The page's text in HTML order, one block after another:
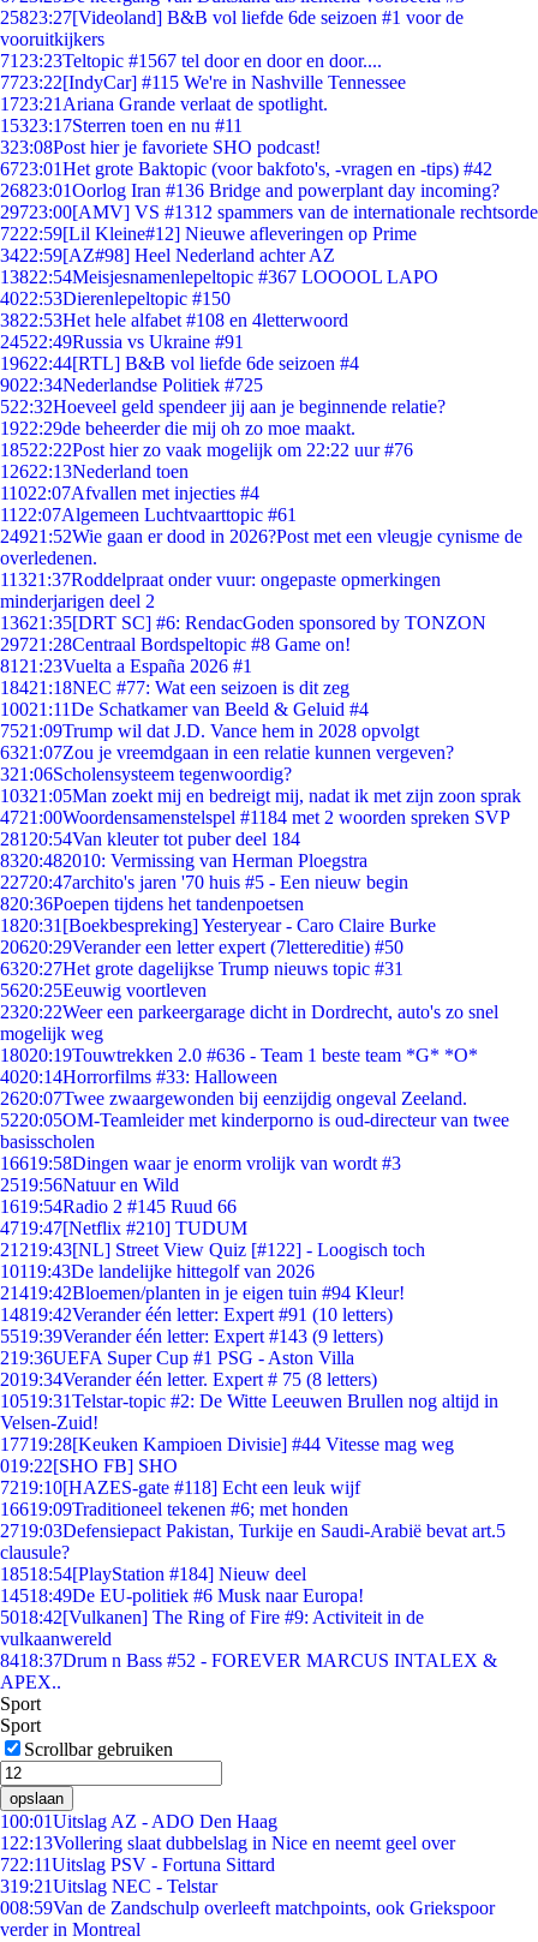
25823:27[Videoland] B&B vol liefde 6de seizoen #1 voor de
vooruitkijkers
71 23:23Teltopic #1567 tel door en door en door....
7723:22[IndyCar] #115 We're in Nashville Tennessee
1723:21 Ariana Grande verlaat de spotlight.
15323:17Sterren toen en nu #11
323:08Post hier je favoriete SHO podcast!
6723:01Het grote Baktopic (voor bakfoto's, -vragen en -tips) #42
26823:01Oorlog Iran #136 Bridge and powerplant day incoming?
29723:00[AMV] VS #1312 spammers van de internationale rechtsorde
7222:59[Lil Kleine#12] Nieuwe afleveringen op Prime
3422:59[AZ#98] Heel Nederland achter AZ
13822:54Meisjesnamenlepeltopic #367 LOOOOL LAPO
4022:53Dierenlepeltopic #150
3822:53Het hele alfabet #108 en 4letterwoord
24522:49Russia vs Ukraine #91
19622:44[RTL] B&B vol liefde 6de seizoen #4
9022:34Nederlandse Politiek #725
522:32Hoeveel geld spendeer jij aan je beginnende relatie?
1922:29de beheerder die mij oh zo moe maakt.
18522:22Post hier zo vaak mogelijk om 22:22 uur #76
12622:13Nederland toen
11022:07Afvallen met injecties #4
11 22:07Algemeen Luchtvaarttopic #61
24921:52Wie gaan er dood in 2026?Post met een vleugje cynisme de
overledenen.
11321:37Roddelpraat onder vuur: ongepaste opmerkingen
minderjarigen deel 2
13621:35[DRT SC] #6: RendacGoden sponsored by TONZON
29721:28Centraal Bordspeltopic #8 Game on!
81 21:23Vuelta a España 2026 #1
18421:18NEC #77: Wat een seizoen is dit zeg
10021:11De Schatkamer van Beeld & Geluid #4
7521:09Trump wil dat J.D. Vance hem in 2028 opvolgt
6321:07Zou je vreemdgaan in een relatie kunnen vergeven?
321:06Scholensysteem tegenwoordig?
10321:05Man zoekt mij en bedreigt mij, nadat ik met zijn zoon sprak
4721:00Woordensamenstelspel #1184 met 2 woorden spreken SVP
281 20:54Van kleuter tot puber deel 184
8320:482010: Vermissing van Herman Ploegstra
22720:47archito's jaren '70 huis #5 - Een nieuw begin
820:36Poepen tijdens het tandenpoetsen
1820:31 [Boekbespreking] Yesteryear - Caro Claire Burke
20620:29Verander een letter expert (7lettereditie) #50
6320:27Het grote dagelijkse Trump nieuws topic #31
5620:25Eeuwig voortleven
2320:22Weer een parkeergarage dicht in Dordrecht, auto's zo snel
mogelijk weg
18020:19Touwtrekken 2.0 #636 - Team 1 beste team *G* *O*
4020:14Horrorfilms #33: Halloween
2620:07Twee zwaargewonden bij eenzijdig ongeval Zeeland.
5220:05OM-Teamleider met kinderporno is oud-directeur van twee
basisscholen
16619:58Dingen waar je enorm vrolijk van wordt #3
2519:56Natuur en Wild
1619:54Radio 2 #145 Ruud 66
4719:47[Netflix #210] TUDUM
21219:43[NL] Street View Quiz [#122] - Loogisch toch
10119:43De landelijke hittegolf van 2026
21419:42Bloemen/planten in je eigen tuin #94 Kleur!
14819:42Verander één letter: Expert #91 (10 letters)
5519:39Verander één letter: Expert #143 (9 letters)
219:36UEFA Super Cup #1 PSG - Aston Villa
2019:34Verander één letter. Expert # 75 (8 letters)
10519:31Telstar-topic #2: De Witte Leeuwen Brullen nog altijd in
Velsen-Zuid!
17719:28[Keuken Kampioen Divisie] #44 Vitesse mag weg
019:22[SHO FB] SHO
7219:10[HAZES-gate #118] Echt een leuk wijf
16619:09Traditioneel tekenen #6; met honden
2719:03Defensiepact Pakistan, Turkije en Saudi-Arabië bevat art.5
clausule?
18518:54[PlayStation #184] Nieuw deel
14518:49De EU-politiek #6 Musk naar Europa!
5018:42[Vulkanen] The Ring of Fire #9: Activiteit in de
vulkaanwereld
8418:37Drum n Bass #52 - FOREVER MARCUS INTALEX &
APEX..
Sport
Sport
Scrollbar gebruiken
opslaan
100:01Uitslag AZ - ADO Den Haag
1 22:13Vollering slaat dubbelslag in Nice en neemt geel over
722:11Uitslag PSV - Fortuna Sittard
319:21Uitslag NEC - Telstar
008:59Van de Zandschulp overleeft matchpoints, ook Griekspoor
verder in Montreal